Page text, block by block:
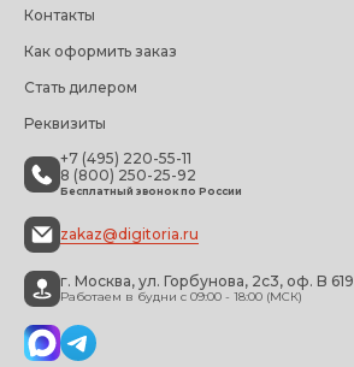
+7 (495) 220-55-11
8 (800) 250-25-92
Бесплатный звонок по России
zakaz@digitoria.ru
г. Москва, ул. Горбунова, 2с3, оф. B 619
Работаем в будни с 09:00 - 18:00 (МСК)
Контакты
Как оформить заказ
Стать дилером
Реквизиты